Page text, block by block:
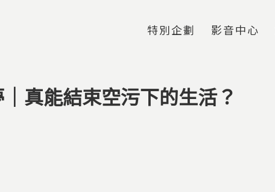
特別企劃 影音中心
真能結束空污下的生活？